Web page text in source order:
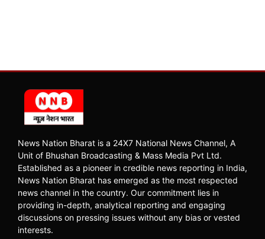
News Nation Bharat is a 24X7 National News Channel, A
Unit of Bhushan Broadcasting & Mass Media Pvt Ltd.
Established as a pioneer in credible news reporting in India,
News Nation Bharat has emerged as the most respected
news channel in the country. Our commitment lies in
providing in-depth, analytical reporting and engaging
discussions on pressing issues without any bias or vested
interests.